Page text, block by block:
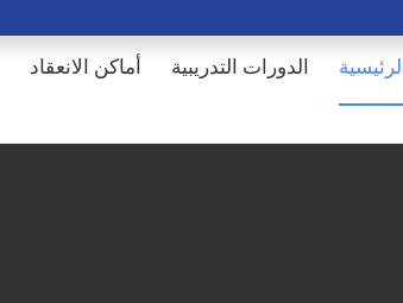
أماكن الانعقاد الدورات التدريبية الرئيسية